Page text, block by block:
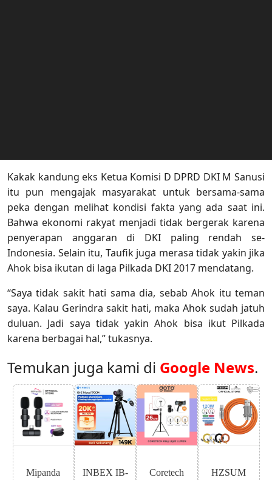
Kakak kandung eks Ketua Komisi D DPRD DKI M Sanusi
itu pun mengajak masyarakat untuk bersama-sama
peka dengan melihat kondisi fakta yang ada saat ini.
Bahwa ekonomi rakyat menjadi tidak bergerak karena
penyerapan anggaran di DKI paling rendah se-
Indonesia. Selain itu, Taufik juga merasa tidak yakin jika
Ahok bisa ikutan di laga Pilkada DKI 2017 mendatang.
“Saya tidak sakit hati sama dia, sebab Ahok itu teman
saya. Kalau Gerindra sakit hati, maka Ahok sudah jatuh
duluan. Jadi saya tidak yakin Ahok bisa ikut Pilkada
karena berbagai hal,” tukasnya.
Temukan juga kami di Google News.
Mipanda INBEX IB- Coretech HZSUM